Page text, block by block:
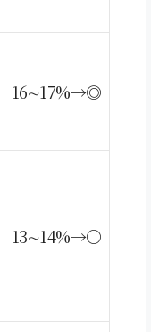
16∼17%→◎
13∼14%→○